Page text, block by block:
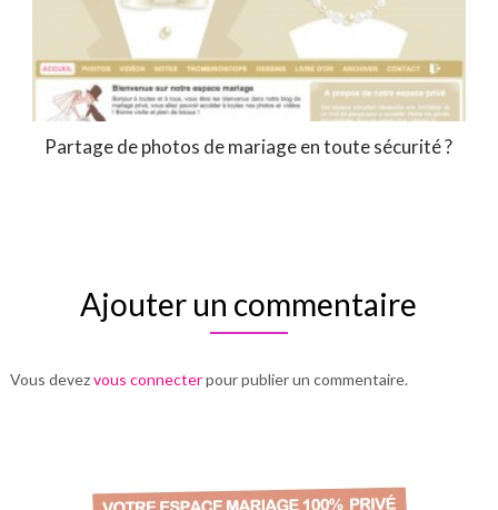
Partage de photos de mariage en toute sécurité ?
Ajouter un commentaire
Vous devezvous connecterpour publier un commentaire.